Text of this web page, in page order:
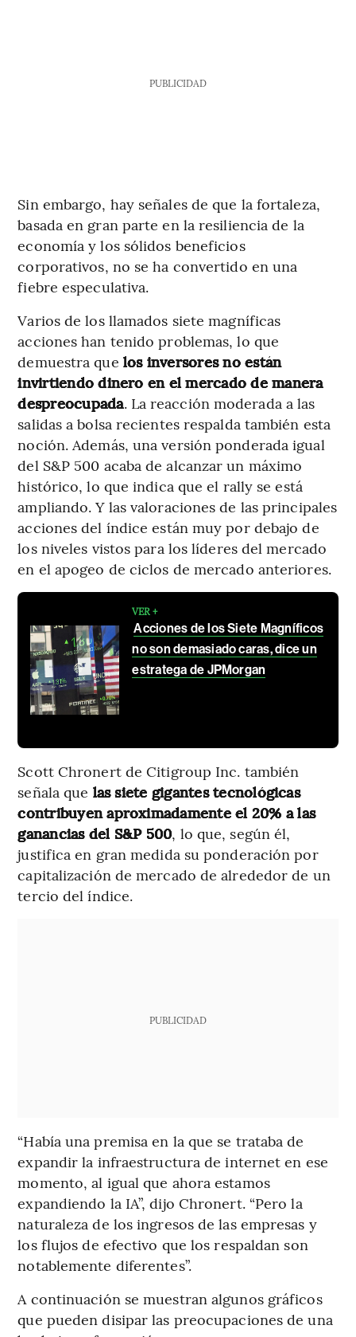
PUBLICIDAD
Sin embargo, hay señales de que la fortaleza,
basada en gran parte en la resiliencia de la
economía y los sólidos beneficios
corporativos, no se ha convertido en una
fiebre especulativa.
Varios de los llamados siete magníficas
acciones han tenido problemas, lo que
demuestra que los inversores no están
invirtiendo dinero en el mercado de manera
despreocupada. La reacción moderada a las
salidas a bolsa recientes respalda también esta
noción. Además, una versión ponderada igual
del S&P 500 acaba de alcanzar un máximo
histórico, lo que indica que el rally se está
ampliando. Y las valoraciones de las principales
acciones del índice están muy por debajo de
los niveles vistos para los líderes del mercado
en el apogeo de ciclos de mercado anteriores.
VER +
Acciones de los Siete Magníficos
no son demasiado caras, dice un
estratega de JPMorgan
Scott Chronert de Citigroup Inc. también
señala que las siete gigantes tecnológicas
contribuyen aproximadamente el 20% a las
ganancias del S&P 500, lo que, según él,
justifica en gran medida su ponderación por
capitalización de mercado de alrededor de un
tercio del índice.
PUBLICIDAD
“Había una premisa en la que se trataba de
expandir la infraestructura de internet en ese
momento, al igual que ahora estamos
expandiendo la IA”, dijo Chronert. “Pero la
naturaleza de los ingresos de las empresas y
los flujos de efectivo que los respaldan son
notablemente diferentes”.
A continuación se muestran algunos gráficos
que pueden disipar las preocupaciones de una